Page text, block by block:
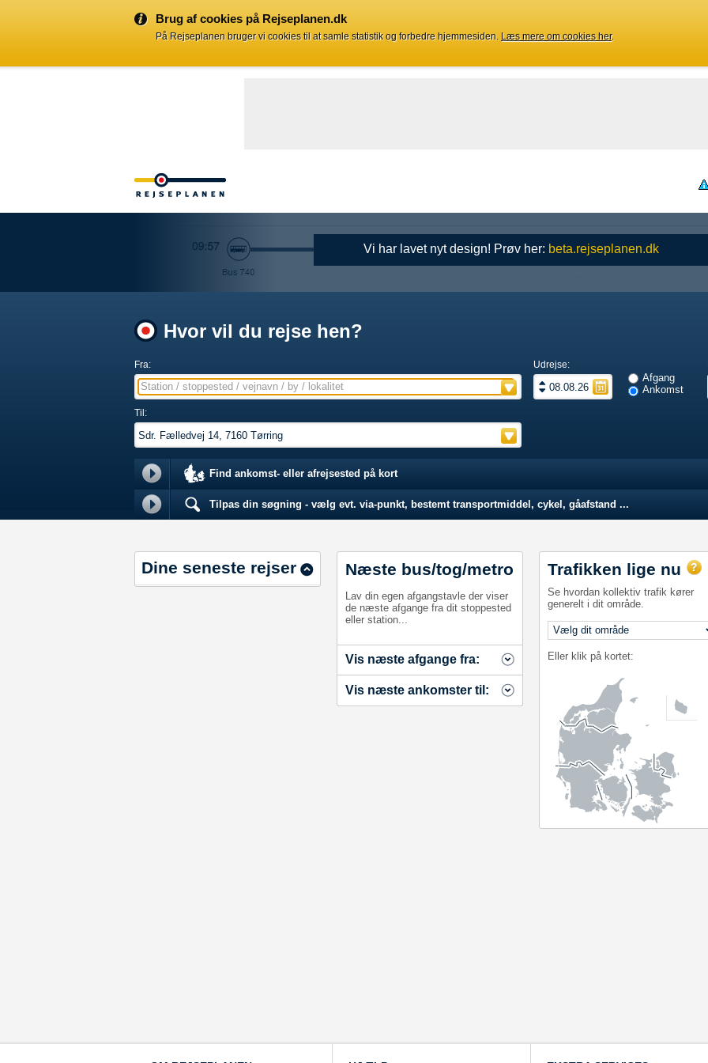
Brug af cookies på Rejseplanen.dk
På Rejseplanen bruger vi cookies til at samle statistik og forbedre hjemmesiden. Læs mere om cookies her.
Vi har lavet nyt design! Prøv her: beta.rejseplanen.dk
Hvor vil du rejse hen?
Fra:
Station / stoppested / vejnavn / by / lokalitet
Udrejse:
Afgang
Ankomst
Til:
Find ankomst- eller afrejsested på kort
Tilpas din søgning - vælg evt. via-punkt, bestemt transportmiddel, cykel, gåafstand ...
Dine seneste rejser Næste bus/tog/metro
Lav din egen afgangstavle der viser
de næste afgange fra dit stoppested
eller station...
Vis næste afgange fra:
Vis næste ankomster til:
Trafikken lige nu
Se hvordan kollektiv trafik kører
generelt i dit område.
Eller klik på kortet: